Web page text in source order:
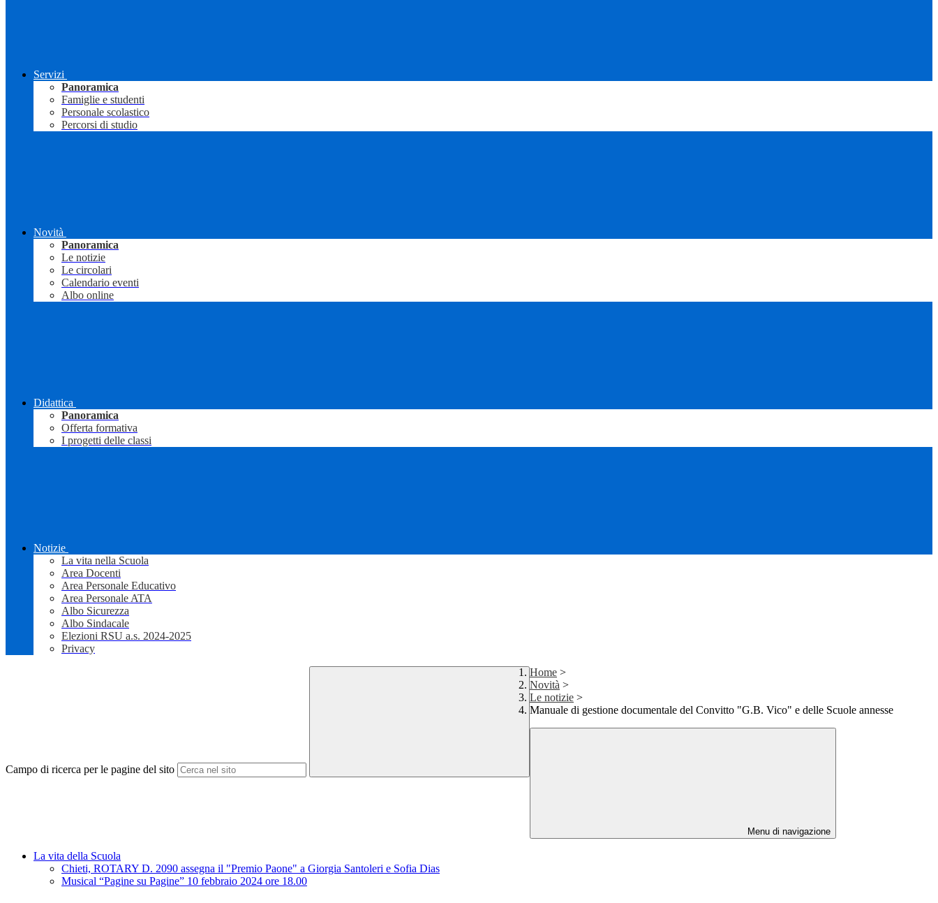
Servizi
Panoramica
Famiglie e studenti
Personale scolastico
Percorsi di studio
Novità
Panoramica
Le notizie
Le circolari
Calendario eventi
Albo online
Didattica
Panoramica
Offerta formativa
I progetti delle classi
Notizie
La vita nella Scuola
Area Docenti
Area Personale Educativo
Area Personale ATA
Albo Sicurezza
Albo Sindacale
Elezioni RSU a.s. 2024-2025
Privacy
Campo di ricerca per le pagine del sito
Home >
Novità >
Le notizie >
Manuale di gestione documentale del Convitto "G.B. Vico" e delle Scuole annesse
Menu di navigazione
La vita della Scuola
Chieti, ROTARY D. 2090 assegna il "Premio Paone" a Giorgia Santoleri e Sofia Dias
Musical “Pagine su Pagine” 10 febbraio 2024 ore 18.00